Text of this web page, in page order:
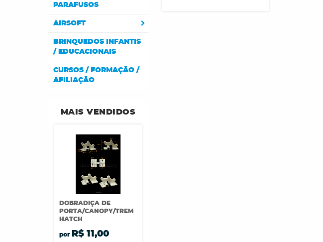
PARAFUSOS
AIRSOFT
BRINQUEDOS INFANTIS
/ EDUCACIONAIS
CURSOS / FORMAÇÃO /
AFILIAÇÃO
MAIS VENDIDOS
DOBRADIÇA DE
PORTA/CANOPY/TREM
HATCH
por R$ 11,00